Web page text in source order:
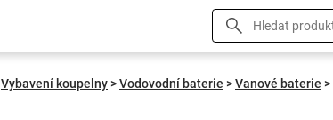
Vybavení koupelny>Vodovodní baterie >Vanové baterie >